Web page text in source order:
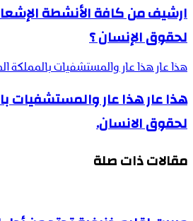
ارشيف من كافة الأنشطة
لحقوق الإنسان ؟
هذا عار هذا عار والمستشفيات
هذا عار هذا عار والمستشفيات
لحقوق الانسان.
مقالات ذات صلة